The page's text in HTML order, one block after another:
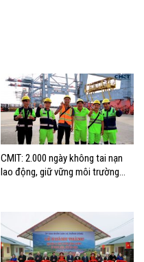
CMIT: 2.000 ngày không tai nạn
lao động, giữ vững môi trường